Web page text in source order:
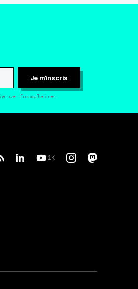
Je m'inscris
ce formulaire.
1K